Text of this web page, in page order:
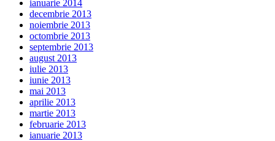
ianuarie 2014
decembrie 2013
noiembrie 2013
octombrie 2013
septembrie 2013
august 2013
iulie 2013
iunie 2013
mai 2013
aprilie 2013
martie 2013
februarie 2013
ianuarie 2013